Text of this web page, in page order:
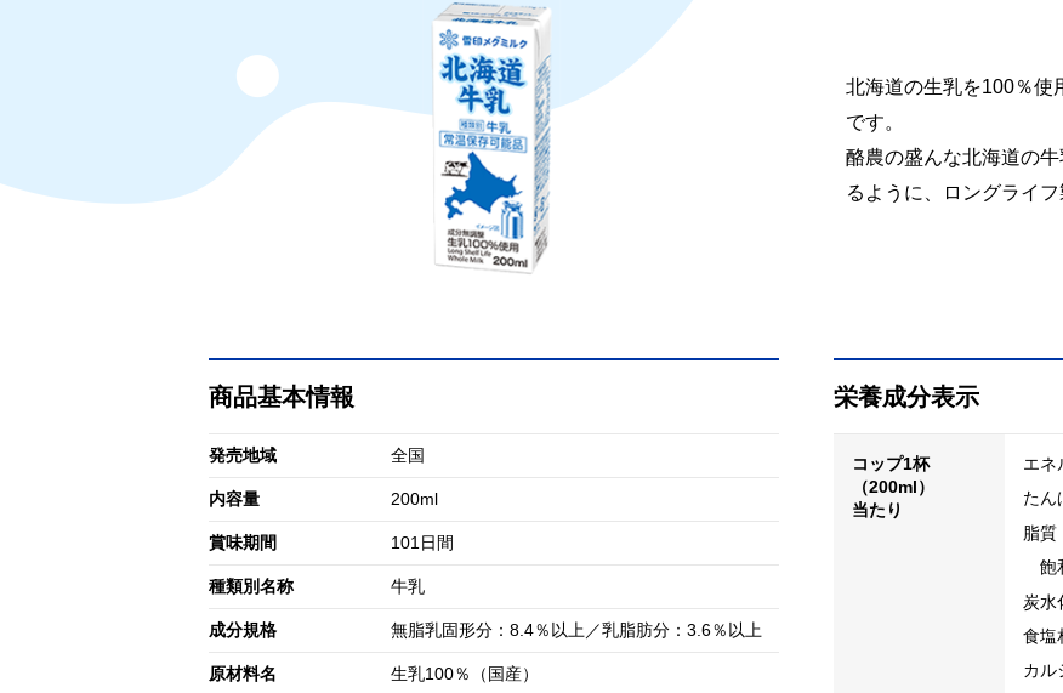
北海道の生乳を100％使
です。
酪農の盛んな北海道の
るように、ロングライ
商品基本情報
発売地域 全国
内容量 200ml
賞味期間 101日間
種類別名称 牛乳
成分規格 無脂乳固形分：8.4％以上／乳脂肪分：3.6％以上
原材料名 生乳100％（国産）
栄養成分表示
コップ1杯
（200ml）
当たり
エネ
たん
脂質
飽
炭水
食塩
カル